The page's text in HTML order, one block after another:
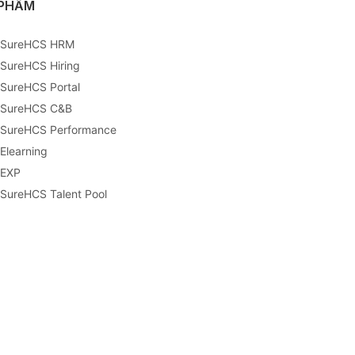
HRM
Hiring
Portal
C&B
Performance
Talent Pool